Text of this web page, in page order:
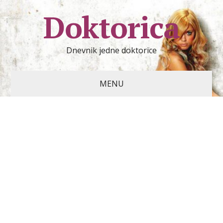
Doktorica
Dnevnik jedne doktorice
MENU